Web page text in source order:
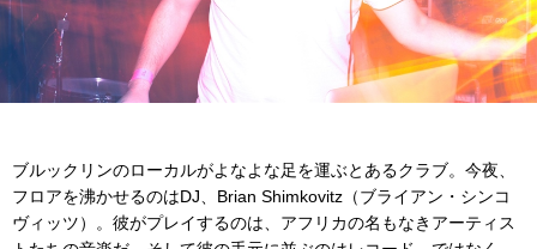
ブルックリンのローカルがよなよな足を運ぶとあるクラブ。今夜、
フロアを沸かせるのはDJ、Brian Shimkovitz（ブライアン・シンコ
ヴィッツ）。彼がプレイするのは、アフリカの名もなきアーティス